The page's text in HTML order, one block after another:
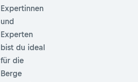
Expertinnen
und
Experten
bist du ideal
für die
Berge